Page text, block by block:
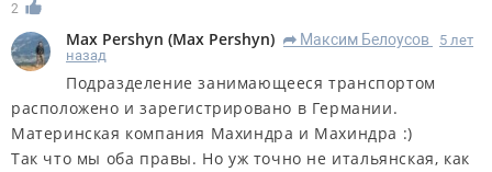
2
Max Pershyn (Max Pershyn) R Максим Белоусов
5 лет
назад
Подразделение занимающееся транспортом
расположено и зарегистрировано в Германии.
Материнская компания Махиндра и Махиндра :)
Так что мы оба правы. Но уж точно не итальянская, как